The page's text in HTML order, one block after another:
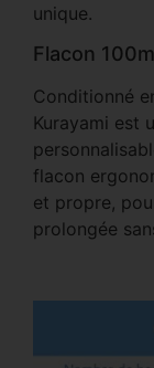
unique.
Flacon
Conditionné
Kurayami est
flacon
et propre,
prolongée